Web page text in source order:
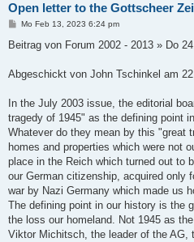
Open letter to the Gottscheer
B
i
a
g
Mo Feb 13, 2023 6:24 pm
Beitrag von Forum 2002 - 2013 » Do
Abgeschickt von John Tschinkel am
In the July 2003 issue, the editorial
tragedy of 1945" as the defining point
Whatever do they mean by this "great
homes and properties which were not
place in the Reich which turned out to
our German citizenship, acquired only
war by Nazi Germany which made us
The defining point in our history is the
the loss our homeland. Not 1945 as
Viktor Michitsch, the leader of the AG,